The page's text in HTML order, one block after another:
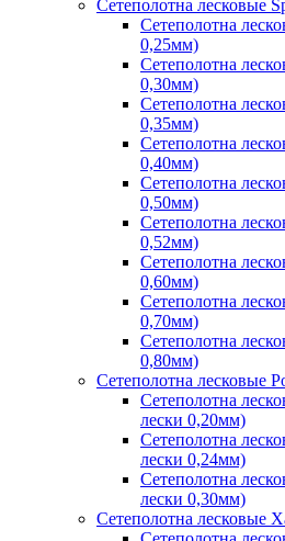
Сетеполотна лесковые
Сетеполотна
0,25мм)
Сетеполотна
0,30мм)
Сетеполотна
0,35мм)
Сетеполотна
0,40мм)
Сетеполотна
0,50мм)
Сетеполотна
0,52мм)
Сетеполотна
0,60мм)
Сетеполотна
0,70мм)
Сетеполотна
0,80мм)
Сетеполотна лесковые
Сетеполотна
лески 0,20мм)
Сетеполотна
лески 0,24мм)
Сетеполотна
лески 0,30мм)
Сетеполотна лесковые